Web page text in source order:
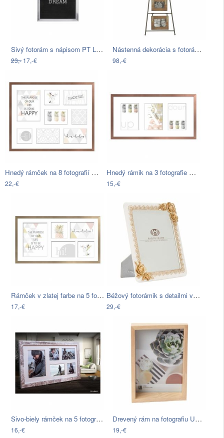
Sivý fotorám s nápisom PT LIVING Quote,…
23,- 17,-€
Nástenná dekorácia s fotorámikmi Mauro…
98,-€
Hnedý rámček na 8 fotografií Styler…
22,-€
Hnedý rámik na 3 fotografie Styler…
15,-€
Rámček v zlatej farbe na 5 fotografií…
17,-€
Béžový fotorámik s detailmi v zlatej…
29,-€
Sivo-biely rámček na 5 fotografií…
16,-€
Drevený rám na fotografiu Umbra Edge,…
19,-€